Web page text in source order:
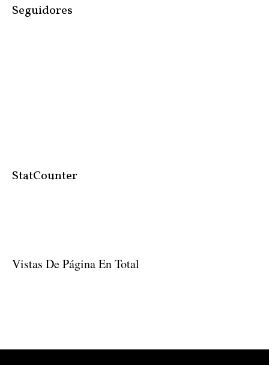
Seguidores
StatCounter
Vistas De Página En Total